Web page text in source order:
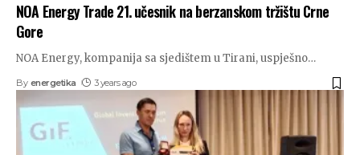
NOA Energy Trade 21. učesnik na berzanskom tržištu Crne
Gore
NOA Energy, kompanija sa sjedištem u Tirani, uspješno…
By energetika 3 years ago